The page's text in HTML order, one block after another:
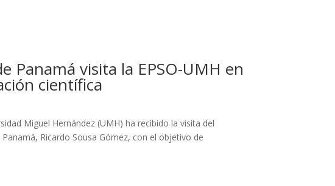
Panamá visita la EPSO-UMH en
científica
Miguel Hernández (UMH) ha recibido la visita del
Ricardo Sousa Gómez, con el objetivo de